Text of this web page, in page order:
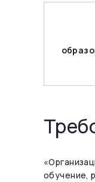
обучение,